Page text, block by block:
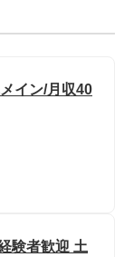
イン/月収40
験者歓迎 土